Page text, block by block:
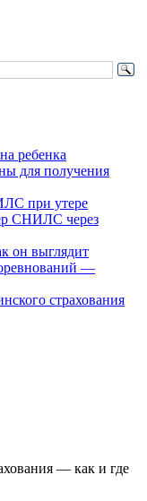
ребенка
для получения
при утере
СНИЛС через
он выглядит
—
страхования
— как и где